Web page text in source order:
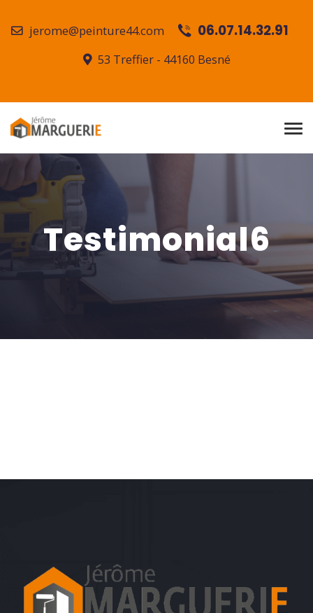
jerome@peinture44.com 06.07.14.32.91
53 Treffier - 44160 Besné
Testimonial6